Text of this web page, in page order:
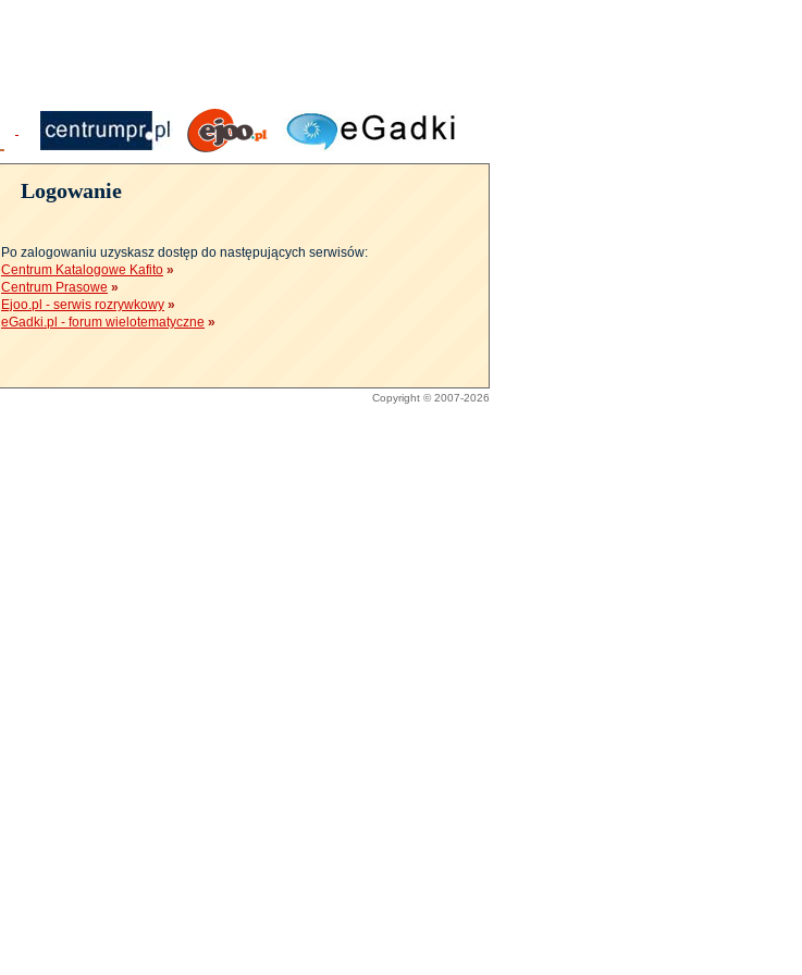
Logowanie
Po zalogowaniu uzyskasz dostęp do następujących serwisów:
Centrum Katalogowe Kafito »
Centrum Prasowe »
Ejoo.pl - serwis rozrywkowy »
eGadki.pl - forum wielotematyczne »
Copyright © 2007-2026